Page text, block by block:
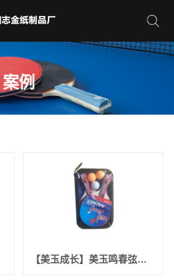
案例
【美玉成长】美玉鸣春弦歌悠扬 我校四季特色活动“春声·班班有歌声”合唱比赛圆满落幕